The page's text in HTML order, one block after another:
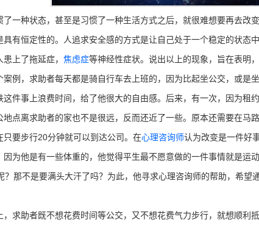
种状态，甚至是习惯了一种生活方式之后，就很难想要再去改变
具有恒定性的。人追求安全感的方式是让自己处于一个稳定的状态
上了拖延症， 焦虑症等神经性症状。说出以上的现象，旨在表明
，求助者每天都是骑自行车去上班的，因为比起坐公交，或是
这件事上浪费时间，给了他很大的自由感。后来，有一次，因为租
地点离求助者的家也不是很远，反而还近了一些。原本还需要在马
只要步行20分钟就可以到达公司。在心理咨询师认为改变是一件好
因为他是有一些体重的，他觉得平生最不愿意做的一件事情就是运
？那不是要满头大汗了吗？为此，他寻求心理咨询师的帮助，希望
助者既不想花费时间等公交，又不想花费气力步行，就想顺利